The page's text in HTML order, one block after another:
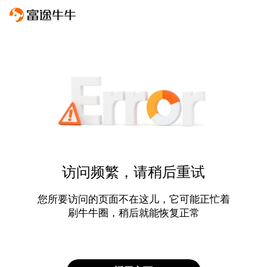
访问频繁，请稍后重试
您所要访问的页面不在这儿，它可能正忙着
刷牛牛圈，稍后就能恢复正常